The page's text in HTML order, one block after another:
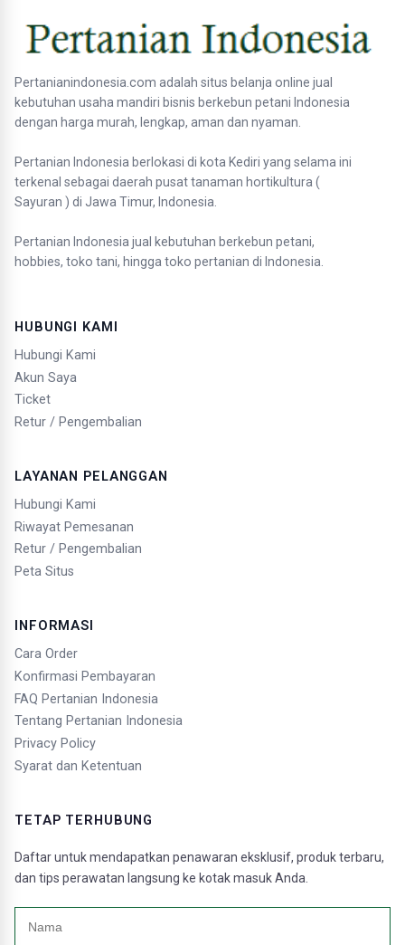
Pertanianindonesia.com adalah situs belanja online jual
kebutuhan usaha mandiri bisnis berkebun petani Indonesia
dengan harga murah, lengkap, aman dan nyaman.
Pertanian Indonesia berlokasi di kota Kediri yang selama ini
terkenal sebagai daerah pusat tanaman hortikultura (
Sayuran ) di Jawa Timur, Indonesia.
Pertanian Indonesia jual kebutuhan berkebun petani,
hobbies, toko tani, hingga toko pertanian di Indonesia.
HUBUNGI KAMI
Hubungi Kami
Akun Saya
Ticket
Retur / Pengembalian
LAYANAN PELANGGAN
Hubungi Kami
Riwayat Pemesanan
Retur / Pengembalian
Peta Situs
INFORMASI
Cara Order
Konfirmasi Pembayaran
FAQ Pertanian Indonesia
Tentang Pertanian Indonesia
Privacy Policy
Syarat dan Ketentuan
TETAP TERHUBUNG
Daftar untuk mendapatkan penawaran eksklusif, produk terbaru,
dan tips perawatan langsung ke kotak masuk Anda.